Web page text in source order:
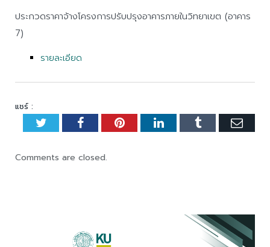
ประกวดราคาจ้างโครงการปรับปรุงอาคารภายในวิทยาเขต (อาคาร
7)
รายละเอียด
แชร์ :
TwitterFacebookPinterestLinkedInTumblr
Comments are closed.